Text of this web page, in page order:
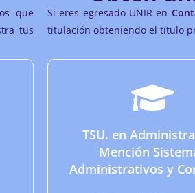
que
tus
Si eres egresado UNIR en
titulación obteniendo el título
TSU. en
Mención
Administrativos y